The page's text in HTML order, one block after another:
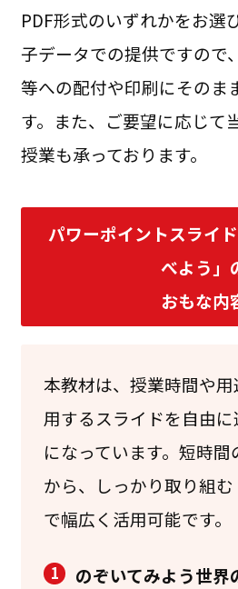
PDF形式のいずれかをお選
子データでの提供ですので
等への配付や印刷にそのま
す。また、ご要望に応じて
授業も承っております。
パワーポイントスライ
べよう」
おもな内
本教材は、授業時間や
用するスライドを自由
になっています。短時間
から、しっかり取り組
で幅広く活用可能です。
1
のぞいてみよう世界